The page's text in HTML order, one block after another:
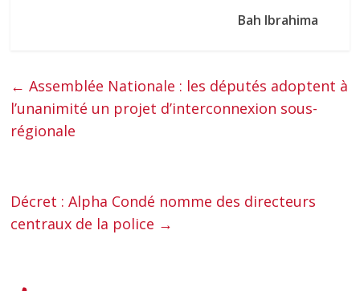
Bah Ibrahima
← Assemblée Nationale : les députés adoptent à
l’unanimité un projet d’interconnexion sous-
régionale
Décret : Alpha Condé nomme des directeurs
centraux de la police →